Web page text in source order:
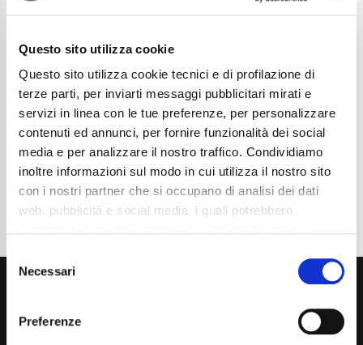
Questo sito utilizza cookie
Questo sito utilizza cookie tecnici e di profilazione di
terze parti, per inviarti messaggi pubblicitari mirati e
servizi in linea con le tue preferenze, per personalizzare
contenuti ed annunci, per fornire funzionalità dei social
media e per analizzare il nostro traffico. Condividiamo
inoltre informazioni sul modo in cui utilizza il nostro sito
con i nostri partner che si occupano di analisi dei dati
web, pubblicità e social media, i quali potrebbero
mera chiusura del banner non comporta l’accettazione
Consent
Selection
Necessari
Preferenze
28.850€
Chilometraggio
Tipo Di Carburante
Elettrica/Diesel
Cambio
Automatico
Normativa Euro
Euro6d-ISC-FCM